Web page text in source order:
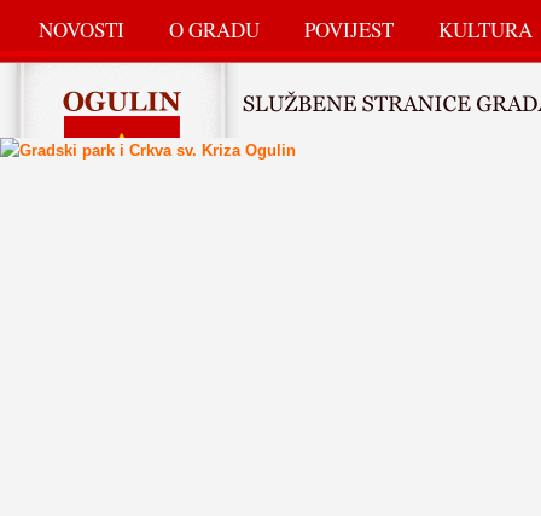
NOVOSTI O GRADU POVIJEST KULTURA